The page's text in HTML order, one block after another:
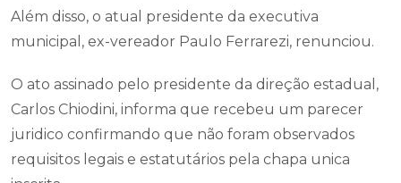
Além disso, o atual presidente da executiva
municipal, ex-vereador Paulo Ferrarezi, renunciou.
O ato assinado pelo presidente da direção estadual,
Carlos Chiodini, informa que recebeu um parecer
juridico confirmando que não foram observados
requisitos legais e estatutários pela chapa unica